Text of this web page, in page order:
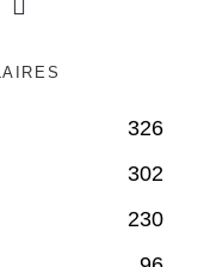
326
302
230